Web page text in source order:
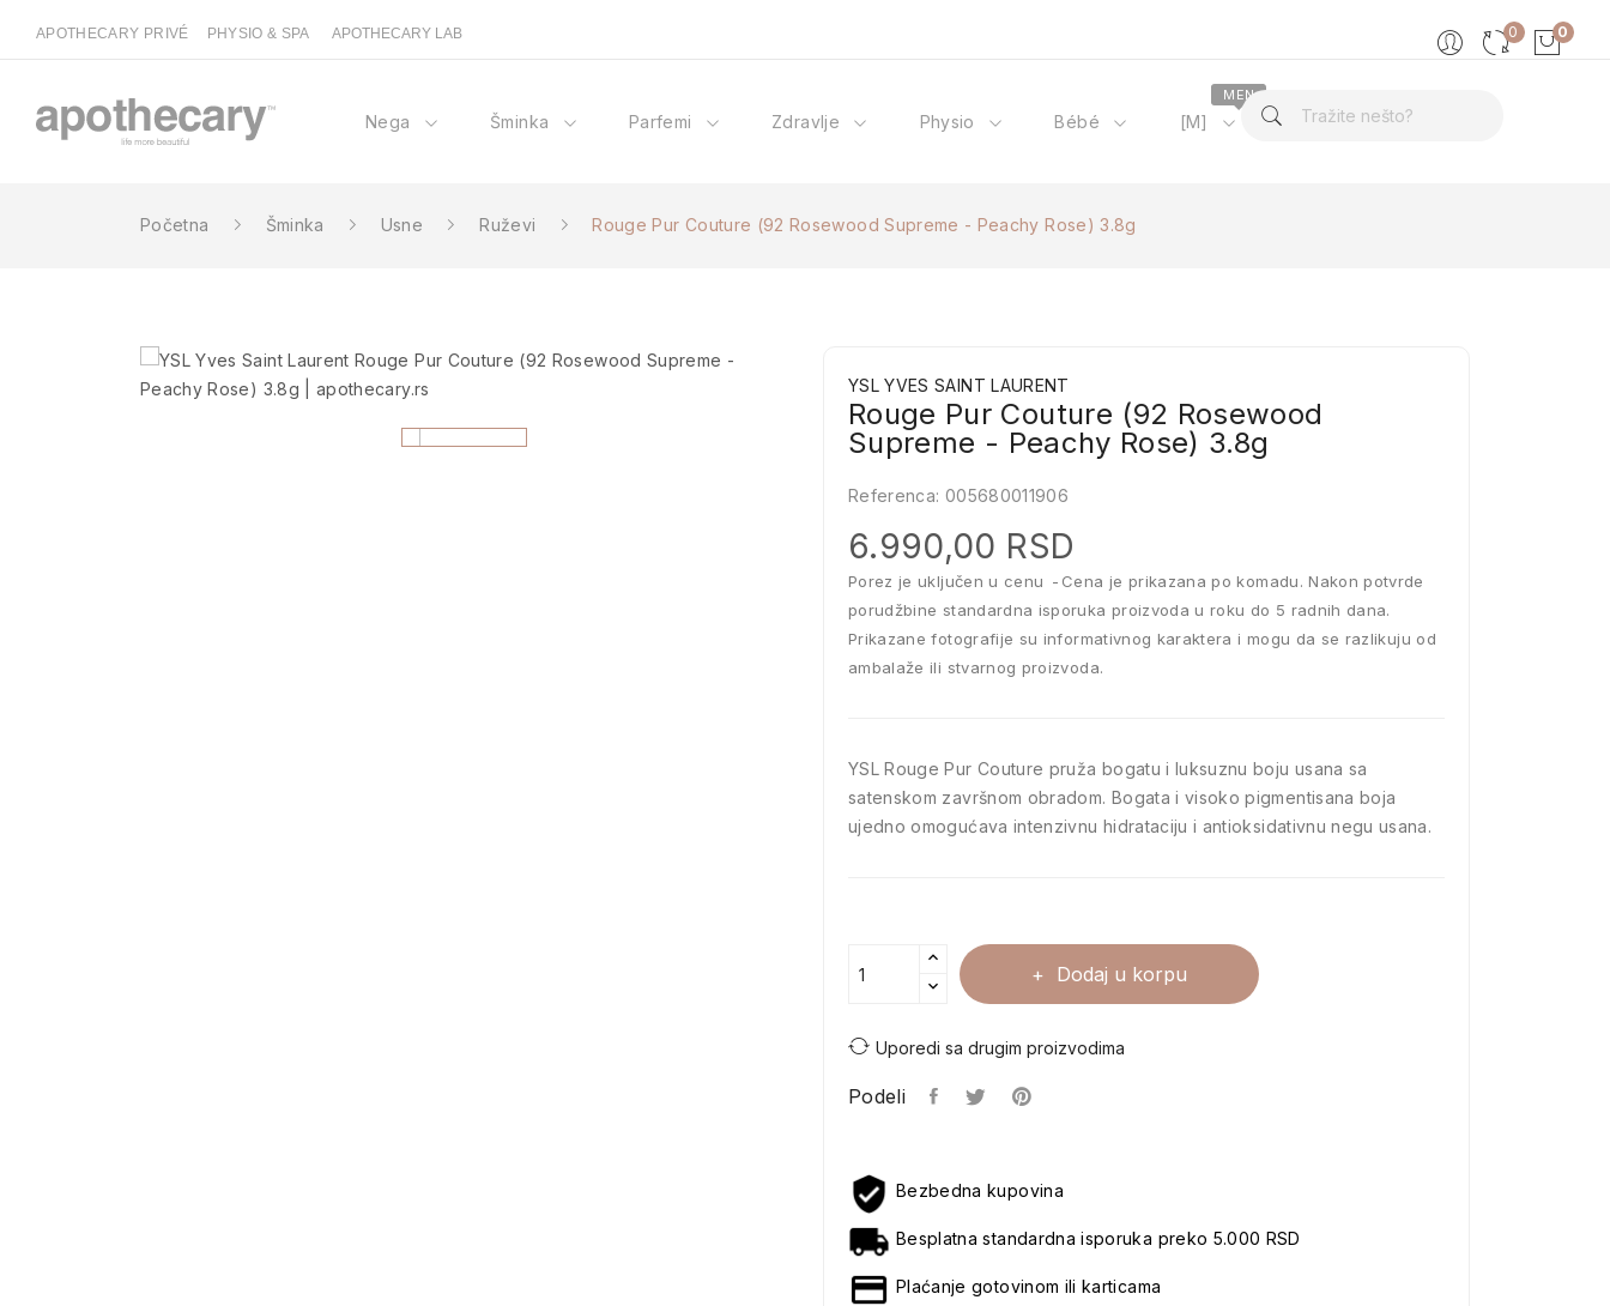
APOTHECARY PRIVÉ PHYSIO & SPA APOTHECARY LAB 0
0
Nega Šminka Parfemi Zdravlje Physio Bébé [M]
MEN
O nama
Početna Šminka Usne Ruževi Rouge Pur Couture (92 Rosewood Supreme - Peachy Rose) 3.8g
YSL YVES SAINT LAURENT
Rouge Pur Couture (92 Rosewood
Supreme - Peachy Rose) 3.8g
Referenca: 005680011906
6.990,00 RSD
Porez je uključen u cenu
Cena je prikazana po komadu. Nakon potvrde
porudžbine standardna isporuka proizvoda u roku do 5 radnih dana.
Prikazane fotografije su informativnog karaktera i mogu da se razlikuju od
ambalaže ili stvarnog proizvoda.
YSL Rouge Pur Couture pruža bogatu i luksuznu boju usana sa
satenskom završnom obradom. Bogata i visoko pigmentisana boja
ujedno omogućava intenzivnu hidrataciju i antioksidativnu negu usana.
Dodaj u korpu
Uporedi sa drugim proizvodima
Podeli
Bezbedna kupovina
Besplatna standardna isporuka preko 5.000 RSD
Plaćanje gotovinom ili karticama